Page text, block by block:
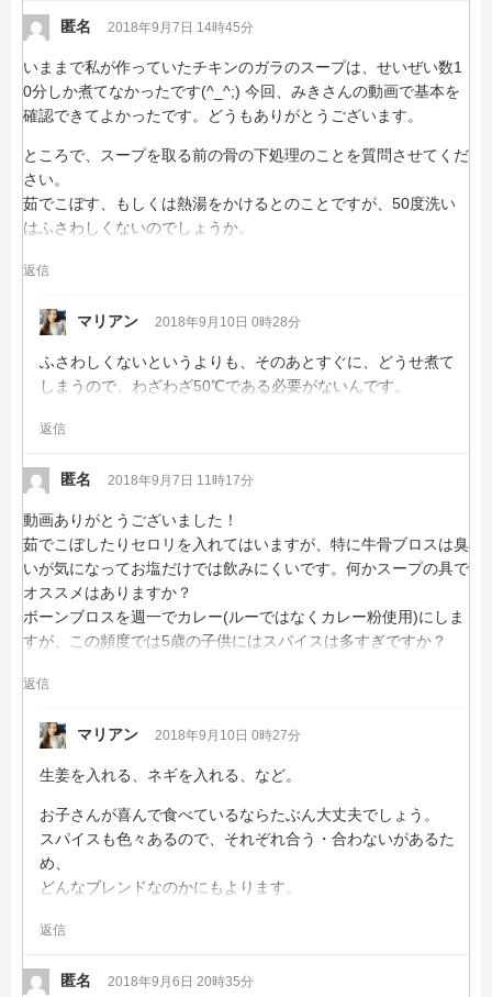
匿名 2018年9月7日 14時45分
いままで私が作っていたチキンのガラのスープは、せいぜい数1
0分しか煮てなかったです(^_^;) 今回、みきさんの動画で基本を
確認できてよかったです。どうもありがとうございます。
ところで、スープを取る前の骨の下処理のことを質問させてくだ
さい。
茹でこぼす、もしくは熱湯をかけるとのことですが、50度洗い
はふさわしくないのでしょうか。
返信
マリアン 2018年9月10日 0時28分
ふさわしくないというよりも、そのあとすぐに、どうせ煮て
しまうので、わざわざ50℃である必要がないんです。
返信
匿名 2018年9月7日 11時17分
動画ありがとうございました！
茹でこぼしたりセロリを入れてはいますが、特に牛骨ブロスは臭
いが気になってお塩だけでは飲みにくいです。何かスープの具で
オススメはありますか？
ボーンブロスを週一でカレー(ルーではなくカレー粉使用)にしま
すが、この頻度では5歳の子供にはスパイスは多すぎですか？
返信
マリアン 2018年9月10日 0時27分
生姜を入れる、ネギを入れる、など。
お子さんが喜んで食べているならたぶん大丈夫でしょう。
スパイスも色々あるので、それぞれ合う・合わないがあるた
め、
どんなブレンドなのかにもよります。
返信
匿名 2018年9月6日 20時35分